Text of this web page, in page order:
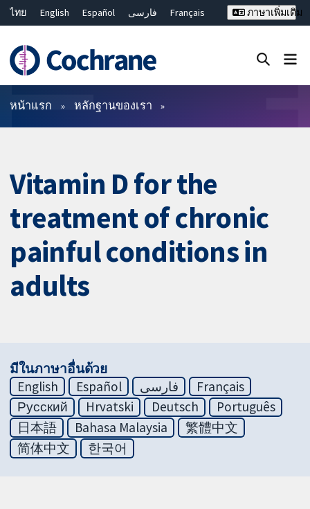
ไทย English Español فارسی
Français
Bahasa Malaysia
繁體中文 简体中文
ภาษาเพิ่มเติม
ตัวกรอง
หน้าแรก หลักฐานของเรา
Vitamin D for the
treatment of chronic
painful conditions in
adults
มีในภาษาอื่นด้วย
English
Español فارسی
Français
Русский
Hrvatski Deutsch
Português
日本語
Bahasa Malaysia
繁體中文
简体中文
한국어